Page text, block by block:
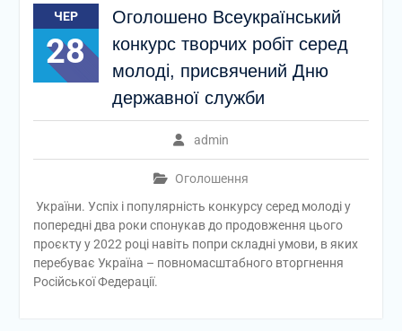
ЧЕР
28
Оголошено Всеукраїнський
конкурс творчих робіт серед
молоді, присвячений Дню
державної служби
admin
Оголошення
України. Успіх і популярність конкурсу серед молоді у
попередні два роки спонукав до продовження цього
проєкту у 2022 році навіть попри складні умови, в яких
перебуває Україна – повномасштабного вторгнення
Російської Федерації.